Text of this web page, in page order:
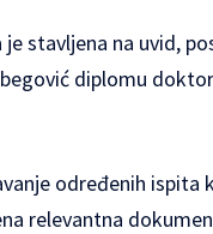
stavljena na uvid,
diplomu
određenih ispita
relevantna